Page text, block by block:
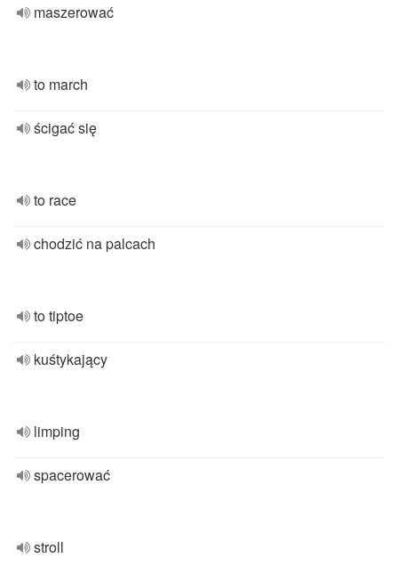
maszerować
to march
ścigać się
to race
chodzić na palcach
to tiptoe
kuśtykający
limping
spacerować
stroll